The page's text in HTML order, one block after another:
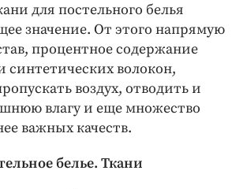
для постельного белья
значение. От этого напрямую
процентное содержание
синтетических волокон,
воздух, отводить и
влагу и еще множество
важных качеств.
белье. Ткани